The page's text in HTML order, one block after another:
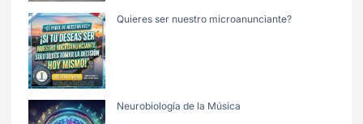
Quieres ser nuestro microanunciante?
Neurobiología de la Música